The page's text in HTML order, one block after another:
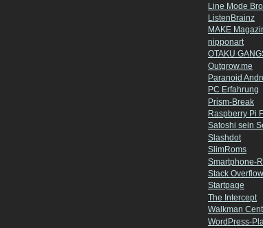
Line Mode
ListenBrainz
MAKE
nipponart
OTAKU
Outgrow.me
Paranoid
PC Erfahrung
Prism-Break
Raspberry Pi
Satoshi sein
Slashdot
SlimRoms
Smartphone-
Stack Overflow
Startpage
The Intercept
Walkman
WordPress-